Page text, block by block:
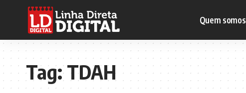
Quem somos
Tag:TDAH